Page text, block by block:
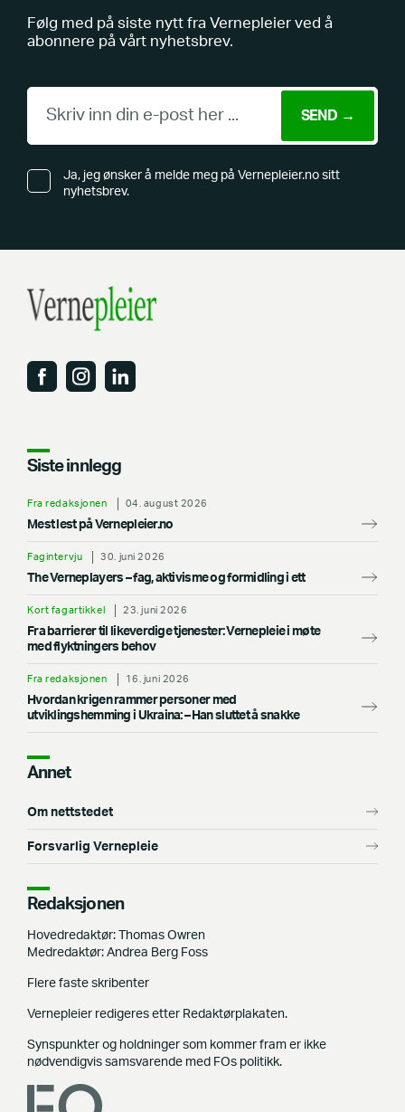
Følg med på siste nytt fra Vernepleier ved å
abonnere på vårt nyhetsbrev.
Ja, jeg ønsker å melde meg på Vernepleier.no sitt
nyhetsbrev.
Siste innlegg
Fra redaksjonen 04. august 2026
Mest lest på Vernepleier.no
Fagintervju 30. juni 2026
The Verneplayers – fag, aktivisme og formidling i ett
Kort fagartikkel 23. juni 2026
Fra barrierer til likeverdige tjenester: Vernepleie i møte
med flyktningers behov
Fra redaksjonen 16. juni 2026
Hvordan krigen rammer personer med
utviklingshemming i Ukraina: –⁠ Han sluttet å snakke
Annet
Om nettstedet
Forsvarlig Vernepleie
Redaksjonen
Hovedredaktør: Thomas Owren
Medredaktør: Andrea Berg Foss
Flere faste skribenter
Vernepleier redigeres etter Redaktørplakaten.
Synspunkter og holdninger som kommer fram er ikke
nødvendigvis samsvarende med FOs politikk.